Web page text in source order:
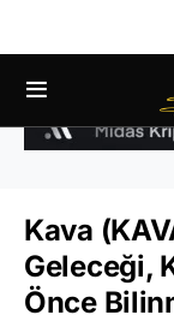
Kava
Geleceği,
Önce